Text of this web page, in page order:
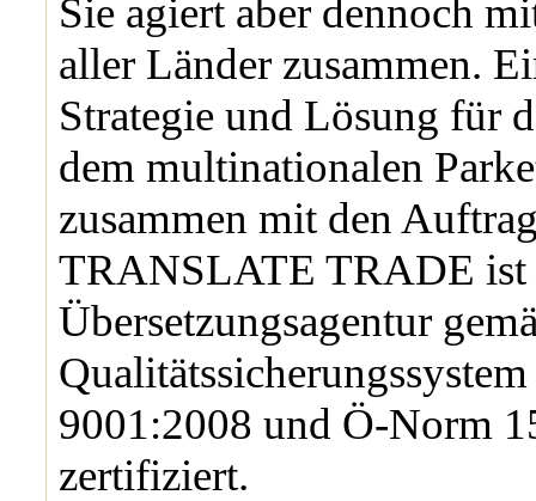
Sie agiert aber dennoch
aller Länder zusammen.
Strategie und Lösung für
dem multinationalen
zusammen mit den
TRANSLATE TRADE ist
Übersetzungsagentur
9001:2008 und Ö-Norm
zertifiziert.